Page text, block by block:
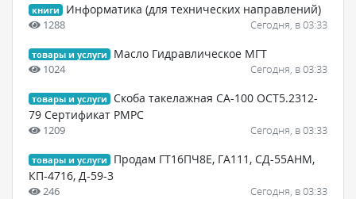
книги Информатика (для технических направлений)
1288 Сегодня, в 03:33
товары и услуги Масло Гидравлическое МГТ
1024 Сегодня, в 03:33
товары и услуги
Скоба такелажная СА-100 ОСТ5.2312-
79 Сертификат РМРС
1209 Сегодня, в 03:33
товары и услуги
Продам ГТ16ПЧ8Е, ГА111, СД-55АНМ,
КП-4716, Д-59-3
246 Сегодня, в 03:33